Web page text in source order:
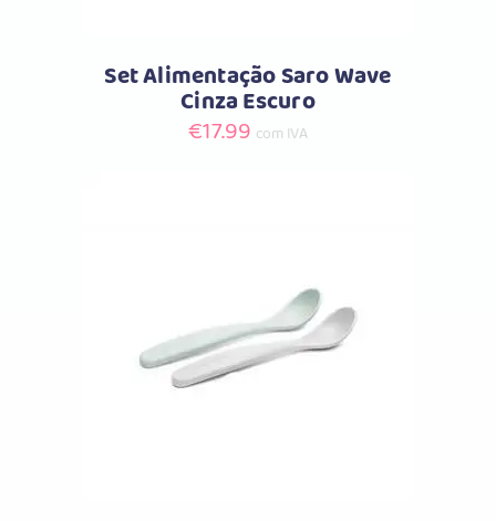
Set Alimentação Saro Wave
Cinza Escuro
€17.99 com IVA
Comprar